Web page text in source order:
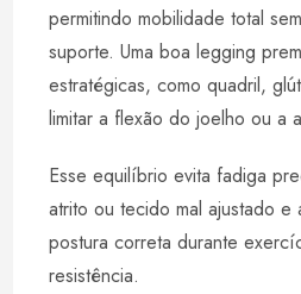
permitindo mobilidade total
suporte. Uma boa legging
estratégicas, como quadril,
limitar a flexão do joelho ou a
Esse equilíbrio evita fadiga
atrito ou tecido mal ajustado e
postura correta durante
resistência.